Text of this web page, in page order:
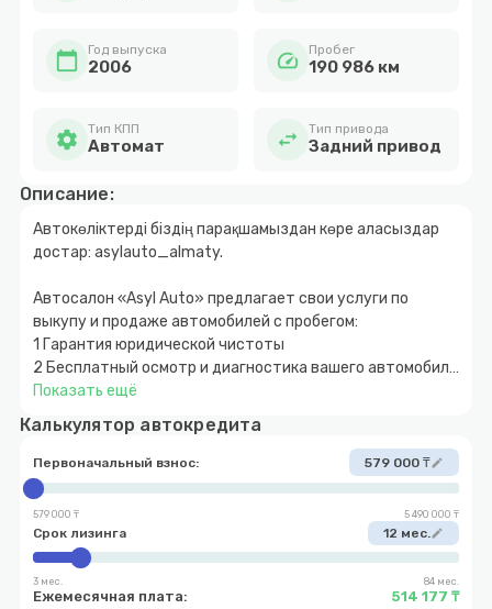
calendar_today Год выпуска
2006 speed Пробег
190 986 км
settings Тип КПП
Автомат swap_horiz Тип привода
Задний привод
Описание:
Автокөліктерді біздің парақшамыздан көре аласыздар
достар: asylauto_almaty.
Автосалон «Asyl Auto» предлагает свои услуги по
выкупу и продаже автомобилей с пробегом:
1 Гарантия юридической чистоты
2 Бесплатный осмотр и диагностика вашего автомобиля
3 Быстрое и прозрачное оформление
расчет
5 Возможность покупки авто в кредит с
первоначальным взносом от 10%
6 Обмен автомобиля с доплатой в обе стороны
7 Выкуп вашего автомобиля
Показать ещё
Калькулятор автокредита
Первоначальный взнос: 579 000 ₸edit
579 000 ₸ 5 490 000 ₸
Срок лизинга 12 мес.edit
3 мес. 84 мес.
Ежемесячная плата: 514 177 ₸